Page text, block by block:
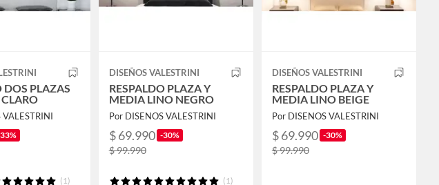
DOS PLAZAS
VALESTRINI
(1)
DISEÑOS VALESTRINI
RESPALDO PLAZA Y
MEDIA LINO NEGRO
Por DISENOS VALESTRINI
$ 69.990 -30%
$ 99.990
(1)
DISEÑOS VALESTRINI
RESPALDO PLAZA Y
MEDIA LINO BEIGE
Por DISENOS VALESTRINI
$ 69.990 -30%
$ 99.990